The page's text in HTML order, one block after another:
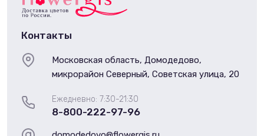
Контакты
Ежедневно: 7:30-21:30
8-800-222-97-96
Московская область, Домодедово,
микрорайон Северный, Советская улица, 20